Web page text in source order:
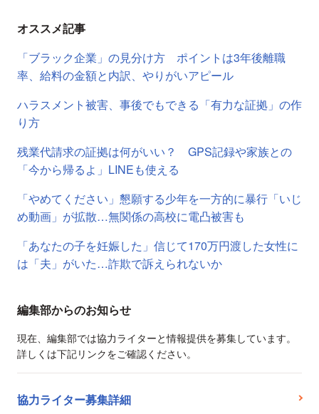
オススメ記事
「ブラック企業」の見分け方 ポイントは3年後離職
率、給料の金額と内訳、やりがいアピール
ハラスメント被害、事後でもできる「有力な証拠」の作
り方
残業代請求の証拠は何がいい？ GPS記録や家族との
「今から帰るよ」LINEも使える
「やめてください」懇願する少年を一方的に暴行「いじ
め動画」が拡散…無関係の高校に電凸被害も
「あなたの子を妊娠した」信じて170万円渡した女性に
は「夫」がいた…詐欺で訴えられないか
編集部からのお知らせ
現在、編集部では協力ライターと情報提供を募集しています。
詳しくは下記リンクをご確認ください。
協力ライター募集詳細